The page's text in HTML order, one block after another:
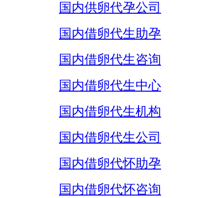
国内供卵代孕公司
国内借卵代生助孕
国内借卵代生咨询
国内借卵代生中心
国内借卵代生机构
国内借卵代生公司
国内借卵代怀助孕
国内借卵代怀咨询